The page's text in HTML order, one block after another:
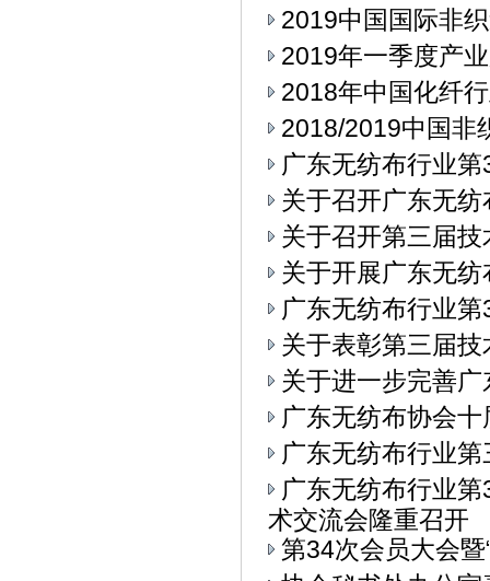
2019中国国际非
2019年一季度产
2018年中国化纤
2018/2019中国非
广东无纺布行业
关于召开广东无
关于召开第三届
关于开展广东无
广东无纺布行业
关于表彰第三届
关于进一步完善
广东无纺布协会
广东无纺布行业
广东无纺布行业
术交流会隆重召开
第34次会员大会